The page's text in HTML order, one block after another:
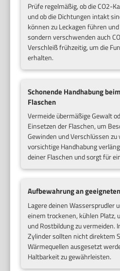
Prüfe regelmäßig, ob die CO2-
und ob die Dichtungen intakt
können zu Leckagen führen
sondern verschwenden auch
Verschleiß frühzeitig, um die
erhalten.
Schonende Handhabung
Flaschen
Vermeide übermäßige Gewalt
Einsetzen der Flaschen, um
Gewinden und Verschlüssen
vorsichtige Handhabung
deiner Flaschen und sorgt für
Aufbewahrung an
Lagere deinen Wassersprudler
einem trockenen, kühlen Platz,
und Rostbildung zu vermeiden.
Zylinder sollten nicht direktem
Wärmequellen ausgesetzt
Haltbarkeit zu gewährleisten.